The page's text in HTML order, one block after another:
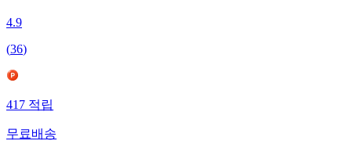
4.9
(36)
417적립
무료배송